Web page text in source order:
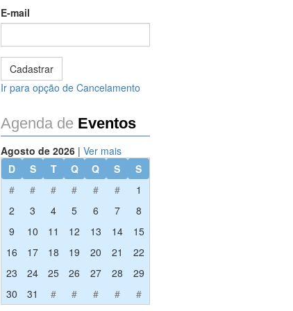
E-mail
Ir para opção de Cancelamento
Agenda de Eventos
Agosto de 2026 | Ver mais
D
S T Q Q S
S
#
# # # # #
1
2
3 4 5 6 7
8
9
10 11 12 13 14
15
16
17 18 19 20 21
22
23
24 25 26 27 28
29
30
31 # # # # #